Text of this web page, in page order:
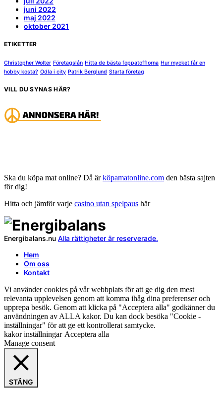
juni 2022
maj 2022
oktober 2021
ETIKETTER
Christopher Wolter Företagslån Hitta de bästa foppatofflorna Hur mycket får en
hobby kosta? Odla i city Patrik Berglund Starta företag
VILL DU SYNAS HÄR?
Ska du köpa mat online? Då ärköpamatonline.com den bästa sajten
för dig!
Hitta och jämför varje casino utan spelpaus här
Energibalans.nu Alla rättigheter är reserverade.
Hem
Om oss
Kontakt
Vi använder cookies på vår webbplats för att ge dig den mest
relevanta upplevelsen genom att komma ihåg dina preferenser och
upprepa besök. Genom att klicka på "Acceptera alla" godkänner du
användningen av ALLA kakor. Du kan dock besöka "Cookie -
inställningar" för att ge ett kontrollerat samtycke.
kakor inställningar Acceptera alla
Manage consent
STÄNG